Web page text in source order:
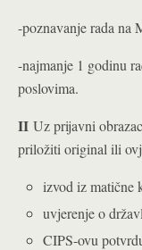
-poznavanje rada na
-najmanje 1 godinu
poslovima.
II Uz prijavni
priložiti original ili
izvod iz matične
uvjerenje o
CIPS-ovu